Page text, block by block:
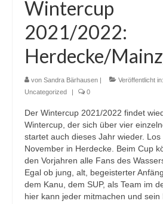
Wintercup
2021/2022:
Herdecke/
von Sandra Bärhausen Veröffentlicht in:
Uncategorized
0
Der Wintercup 2021/2022 findet
Wintercup, der sich über vier
startet auch dieses Jahr wieder.
November in Herdecke. Beim Cup
den Vorjahren alle Fans des
Egal ob jung, alt, begeisterter
dem Kanu, dem SUP, als Team im
hier kann jeder mitmachen und